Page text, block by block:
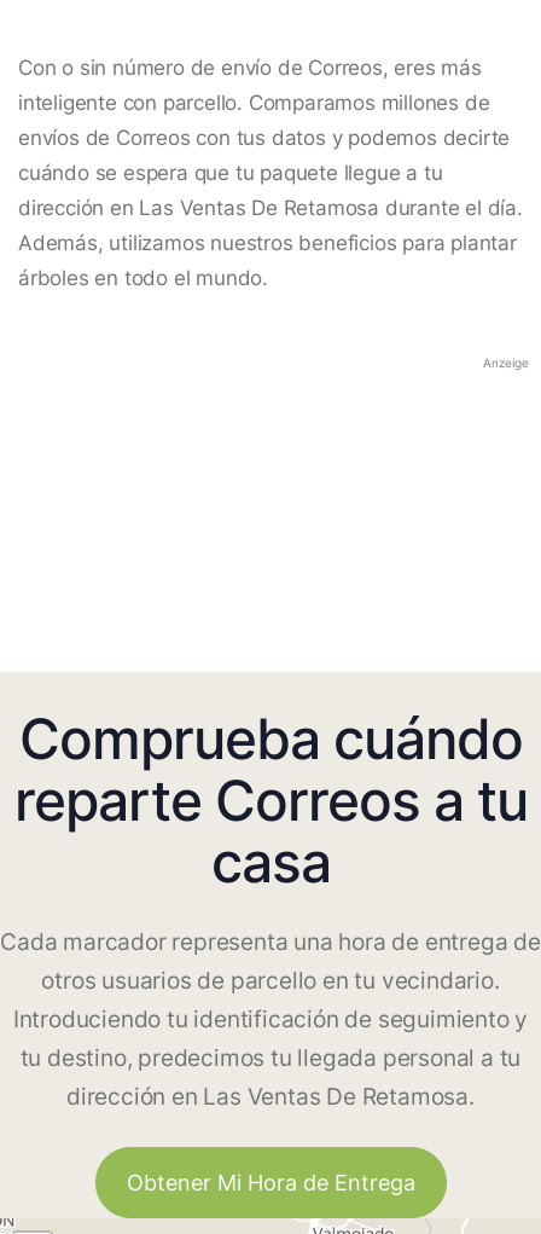
Con o sin número de envío de Correos, eres más
inteligente con parcello. Comparamos millones de
envíos de Correos con tus datos y podemos decirte
cuándo se espera que tu paquete llegue a tu
dirección en Las Ventas De Retamosa durante el día.
Además, utilizamos nuestros beneficios para plantar
árboles en todo el mundo.
Anzeige
Comprueba cuándo
reparte Correos a tu
casa
Cada marcador representa una hora de entrega de
otros usuarios de parcello en tu vecindario.
Introduciendo tu identificación de seguimiento y
tu destino, predecimos tu llegada personal a tu
dirección en Las Ventas De Retamosa.
Obtener Mi Hora de Entrega